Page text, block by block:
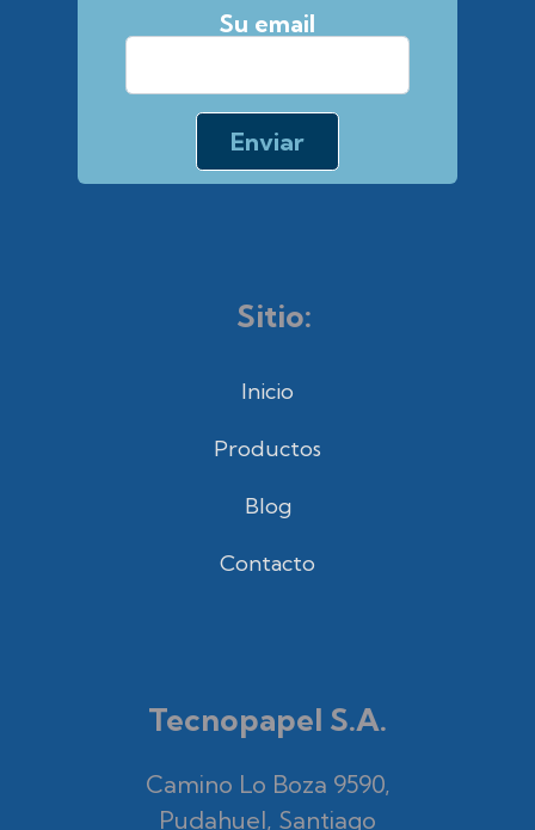
Su email
Sitio:
Inicio
Productos
Blog
Contacto
Tecnopapel S.A.
Camino Lo Boza 9590,
Pudahuel, Santiago